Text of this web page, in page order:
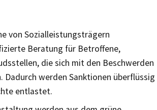
von Sozialleistungsträgern
Beratung für Betroffene,
die sich mit den Beschwerden
Dadurch werden Sanktionen überflüssig
entlastet.